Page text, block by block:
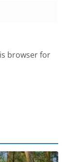
browser for